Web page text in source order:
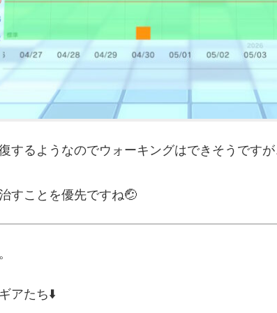
するようなのでウォーキングはできそうです
すことを優先ですね🤕
アたち⬇️